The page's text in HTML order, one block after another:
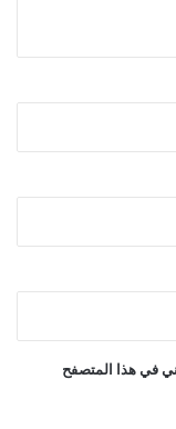
في هذا المتصفح